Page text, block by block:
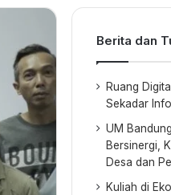
Berita dan
Ruang
Sekadar
UM
Bersinergi,
Desa dan
Kuliah di